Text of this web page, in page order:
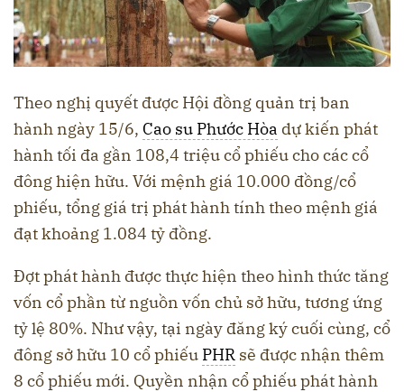
Theo nghị quyết được Hội đồng quản trị ban
hành ngày 15/6, Cao su Phước Hòa dự kiến phát
hành tối đa gần 108,4 triệu cổ phiếu cho các cổ
đông hiện hữu. Với mệnh giá 10.000 đồng/cổ
phiếu, tổng giá trị phát hành tính theo mệnh giá
đạt khoảng 1.084 tỷ đồng.
Đợt phát hành được thực hiện theo hình thức tăng
vốn cổ phần từ nguồn vốn chủ sở hữu, tương ứng
tỷ lệ 80%. Như vậy, tại ngày đăng ký cuối cùng, cổ
đông sở hữu 10 cổ phiếu PHR sẽ được nhận thêm
8 cổ phiếu mới. Quyền nhận cổ phiếu phát hành